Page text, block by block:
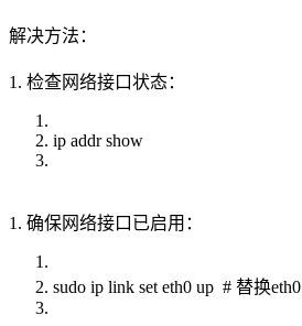
解决方法：
1. 检查网络接口状态：
ip addr show
1. 确保网络接口已启用：
sudo ip link set eth0 up # 替换